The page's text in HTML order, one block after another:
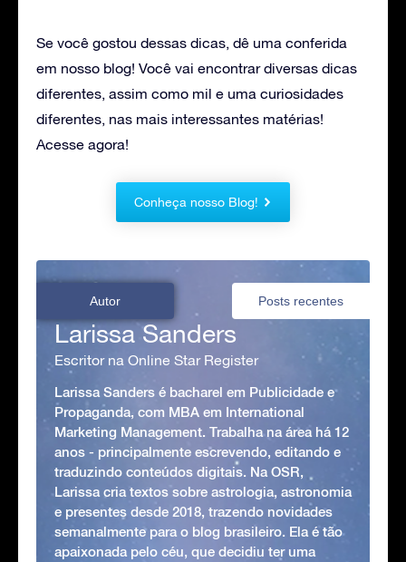
Se você gostou dessas dicas, dê uma conferida
em nosso blog! Você vai encontrar diversas dicas
diferentes, assim como mil e uma curiosidades
diferentes, nas mais interessantes matérias!
Acesse agora!
Conheça nosso Blog!
Autor Posts recentes
Larissa Sanders
Escritor na Online Star Register
Larissa Sanders é bacharel em Publicidade e
Propaganda, com MBA em International
Marketing Management. Trabalha na área há 12
anos - principalmente escrevendo, editando e
traduzindo conteúdos digitais. Na OSR,
Larissa cria textos sobre astrologia, astronomia
e presentes desde 2018, trazendo novidades
semanalmente para o blog brasileiro. Ela é tão
apaixonada pelo céu, que decidiu ter uma